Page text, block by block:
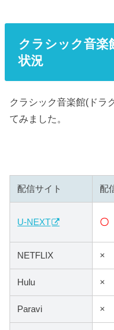
クラシック音楽
状況
クラシック音楽館(ドラ
てみました。
配信サイト 配
U-NEXT 〇
NETFLIX ×
Hulu ×
Paravi ×